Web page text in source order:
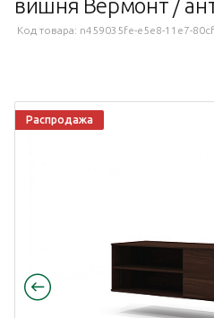
вишня Вермонт /
Код товара: n459035fe-e5e8-11e7-
Распродажа